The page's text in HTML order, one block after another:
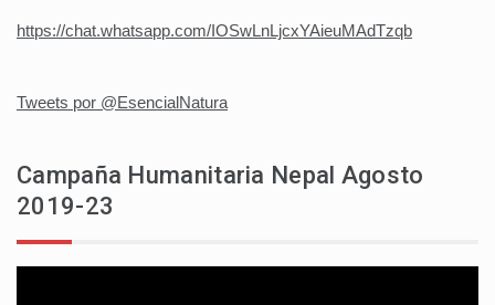
https://chat.whatsapp.com/IOSwLnLjcxYAieuMAdTzqb
Tweets por @EsencialNatura
Campaña Humanitaria Nepal Agosto
2019-23